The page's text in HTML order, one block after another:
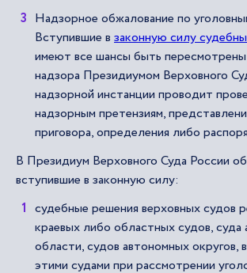
Надзорное обжалование по
Вступившие в законную силу
имеют все шансы быть
надзора Президиумом Верховного
надзорной инстанции проводит
надзорным претензиям,
приговора, определения либо
В Президиум Верховного Суда России
вступившие в законную силу:
судебные решения верховных судов
краевых либо областных судов, суда
области, судов автономных округов,
этими судами при рассмотрении